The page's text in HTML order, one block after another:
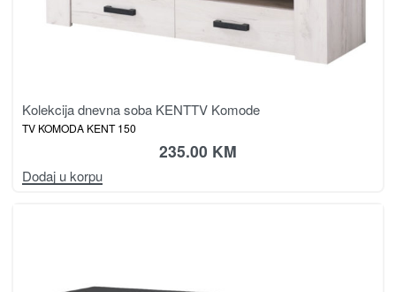
Kolekcija dnevna soba KENTTV Komode
TV KOMODA KENT 150
235.00 KM
Dodaj u korpu